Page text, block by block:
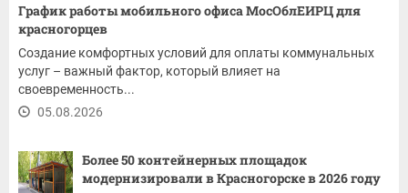
График работы мобильного офиса МосОблЕИРЦ для
красногорцев
Создание комфортных условий для оплаты коммунальных
услуг – важный фактор, который влияет на
своевременность...
05.08.2026
Более 50 контейнерных площадок
модернизировали в Красногорске в 2026 году